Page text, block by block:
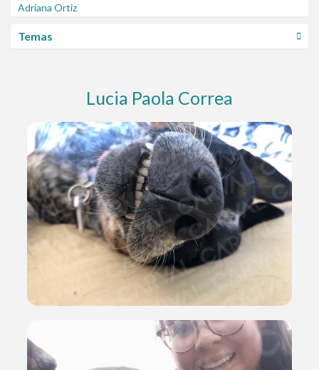
Adriana Ortiz
Temas
Lucia Paola Correa